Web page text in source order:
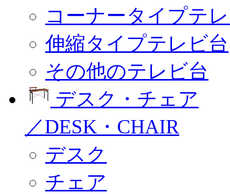
コーナータイプテ
伸縮タイプテレビ台
その他のテレビ台
デスク・チェア
／DESK・CHAIR
デスク
チェア